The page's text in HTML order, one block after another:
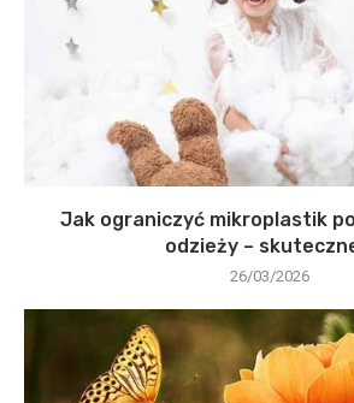
Jak ograniczyć mikroplastik
odzieży –
26/03/2026